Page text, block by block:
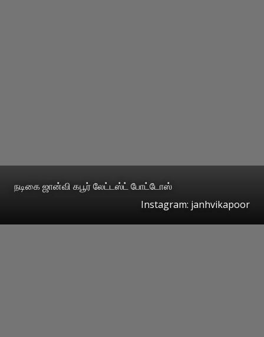
நடிகை ஜான்வி கபூர் லேட்டஸ்ட் போட்டோஸ்
Instagram: janhvikapoor